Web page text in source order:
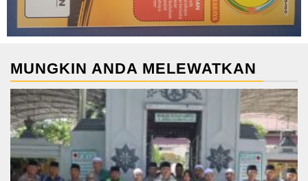
MUNGKIN ANDA MELEWATKAN